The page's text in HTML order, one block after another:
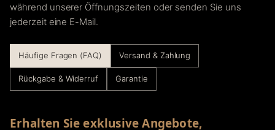
während unserer Öffnungszeiten oder senden Sie uns
jederzeit eine E-Mail.
Häufige Fragen (FAQ) Versand & Zahlung
Rückgabe & Widerruf Garantie
Erhalten Sie exklusive Angebote,